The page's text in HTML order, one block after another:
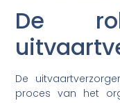
De
De
proces van het